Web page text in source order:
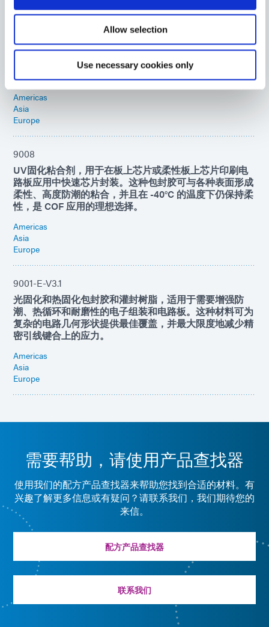
Allow selection
Use necessary cookies only
高性能级UV/可见光固化包封胶，具有更佳的防潮和抗热
循环性能。该产品可很好地粘附于各种元件基材，并为阴
影区域应用提供二次热固化。
Americas
Asia
Europe
9008
UV固化粘合剂，用于在板上芯片或柔性板上芯片印刷电
路板应用中快速芯片封装。这种包封胶可与各种表面形成
柔性、高度防潮的粘合，并且在 -40°C 的温度下仍保持柔
性，是 COF 应用的理想选择。
Americas
Asia
Europe
9001-E-V3.1
光固化和热固化包封胶和灌封树脂，适用于需要增强防
潮、热循环和耐磨性的电​​子组装和电路板。这种材料可为
复杂的电路几何形状提供最佳覆盖，并最大限度地减少精
密引线键合上的应力。
Americas
Asia
Europe
需要帮助，请使用产品查找器
使用我们的配方产品查找器来帮助您找到合适的材料。有
兴趣了解更多信息或有疑问？请联系我们，我们期待您的
来信。
配方产品查找器
联系我们